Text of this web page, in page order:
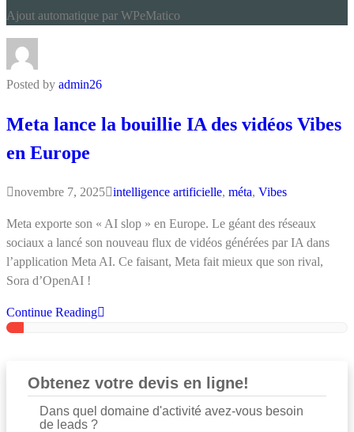
Ajout automatique par WPeMatico
Posted by admin26
Meta lance la bouillie IA des vidéos Vibes
en Europe
novembre 7, 2025 intelligence artificielle, méta, Vibes
Meta exporte son « AI slop » en Europe. Le géant des réseaux
sociaux a lancé son nouveau flux de vidéos générées par IA dans
l’application Meta AI. Ce faisant, Meta fait mieux que son rival,
Sora d’OpenAI !
Continue Reading
Obtenez votre devis en ligne!
Dans quel domaine d'activité avez-vous besoin
de leads ?